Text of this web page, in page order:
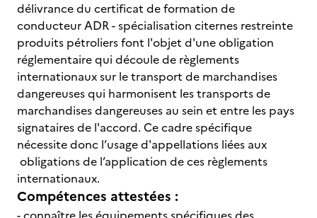
délivrance du certificat de formation de
conducteur ADR - spécialisation citernes restreinte
produits pétroliers font l'objet d'une obligation
réglementaire qui découle de règlements
internationaux sur le transport de marchandises
dangereuses qui harmonisent les transports de
marchandises dangereuses au sein et entre les pays
signataires de l'accord. Ce cadre spécifique
nécessite donc l’usage d'appellations liées aux
obligations de l’application de ces règlements
internationaux.
Compétences attestées :